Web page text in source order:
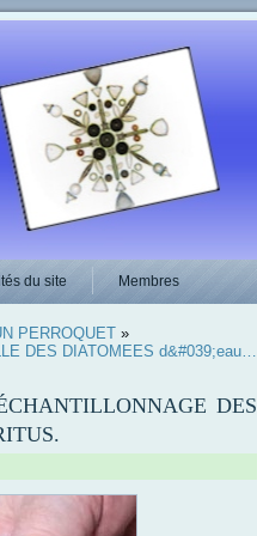
du site Membres
PERROQUET »
DES DIATOMEES d&#039;eau…
DES